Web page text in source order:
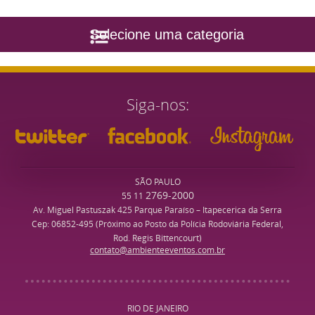
Selecione uma categoria
Siga-nos
SÃO PAULO
55 11 2769-2000
Av. Miguel Pastuszak 425 Parque Paraíso – Itapecerica da Serra
Cep: 06852-495 (Próximo ao Posto da Polícia Rodoviária Federal,
Rod. Regis Bittencourt)
contato@ambienteeventos.com.br
RIO DE JANEIRO